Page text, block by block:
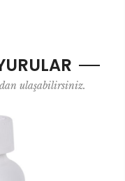
ulaşabilirsiniz.